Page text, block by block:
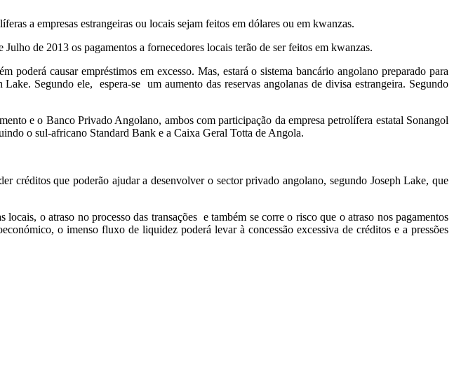
a empresas estrangeiras ou locais sejam feitos em dólares ou em kwanzas.
de 2013 os pagamentos a fornecedores locais terão de ser feitos em kwanzas.
causar empréstimos em excesso. Mas, estará o sistema bancário angolano preparado para
Segundo ele, espera-se um aumento das reservas angolanas de divisa estrangeira. Segundo
e o Banco Privado Angolano, ambos com participação da empresa petrolífera estatal Sonangol
o sul-africano Standard Bank e a Caixa Geral Totta de Angola.
créditos que poderão ajudar a desenvolver o sector privado angolano, segundo Joseph Lake, que
o atraso no processo das transações e também se corre o risco que o atraso nos pagamentos
o imenso fluxo de liquidez poderá levar à concessão excessiva de créditos e a pressões